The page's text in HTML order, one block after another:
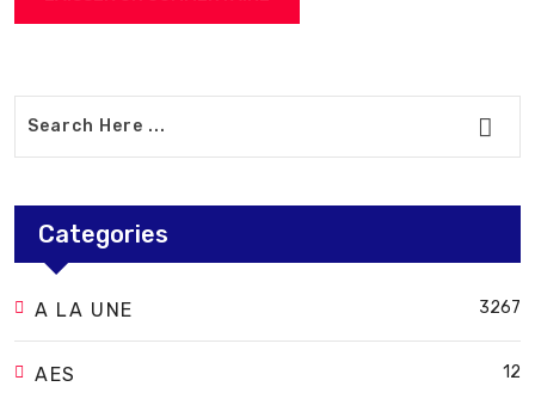
Categories
A LA UNE 3267
AES 12